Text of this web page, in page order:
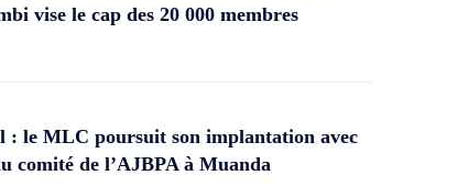
vise le cap des 20 000 membres
: le MLC poursuit son implantation avec
comité de l’AJBPA à Muanda